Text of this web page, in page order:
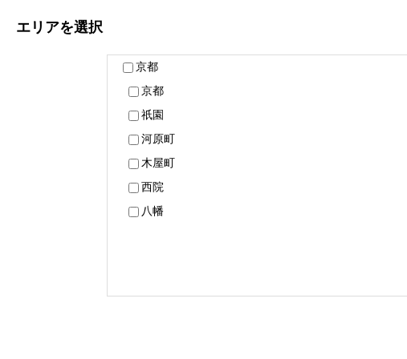
エリアを選択
京都
京都
祇園
河原町
木屋町
西院
八幡